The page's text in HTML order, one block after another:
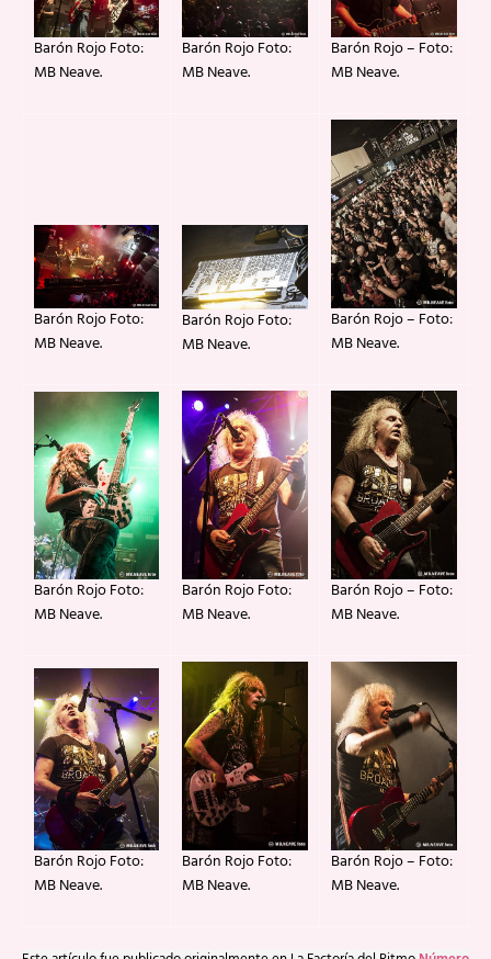
Barón Rojo Foto:
MB Neave.
Barón Rojo Foto:
MB Neave.
Barón Rojo – Foto:
MB Neave.
Barón Rojo Foto:
MB Neave.
Barón Rojo Foto:
MB Neave.
Barón Rojo – Foto:
MB Neave.
Barón Rojo Foto:
MB Neave.
Barón Rojo Foto:
MB Neave.
Barón Rojo – Foto:
MB Neave.
Barón Rojo Foto:
MB Neave.
Barón Rojo Foto:
MB Neave.
Barón Rojo – Foto:
MB Neave.